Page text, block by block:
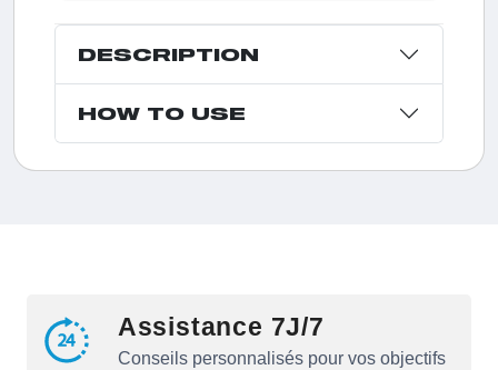
DESCRIPTION
HOW TO USE
Assistance 7J/7
Conseils personnalisés pour vos objectifs